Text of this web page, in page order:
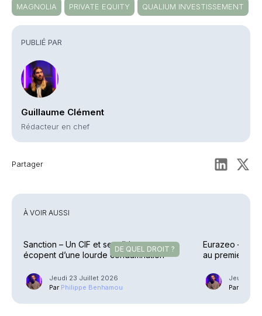
PUBLIÉ PAR
Guillaume Clément
Rédacteur en chef
Partager
MAGNOLIA
PRIVATE EQUITY QUALIUM INVESTISSEMENT
À VOIR AUSSI
DE QUEL DROIT ?
Sanction – Un CIF et ses dirigeants
écopent d’une lourde condamnation
Jeudi 23 Juillet 2026
Par Philippe Benhamou
Eurazeo –
au premier
Jeudi 23
Par